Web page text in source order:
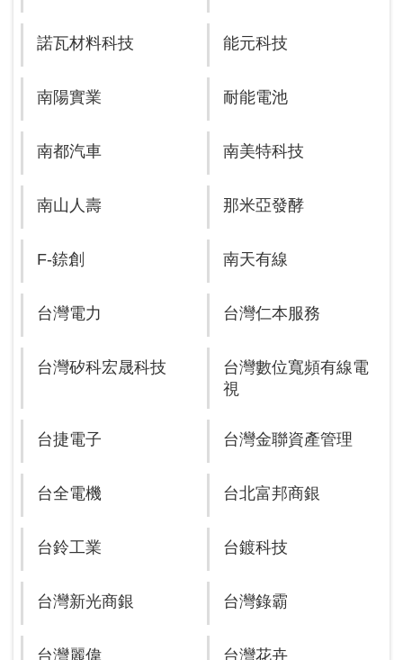
諾瓦材料科技 能元科技
南陽實業 耐能電池
南都汽車 南美特科技
南山人壽 那米亞發酵
F-錼創 南天有線
台灣電力 台灣仁本服務
台灣矽科宏晟科技
台灣數位寬頻有線電
視
台捷電子 台灣金聯資產管理
台全電機 台北富邦商銀
台鈴工業 台鍍科技
台灣新光商銀 台灣錄霸
台灣麗偉 台灣花卉